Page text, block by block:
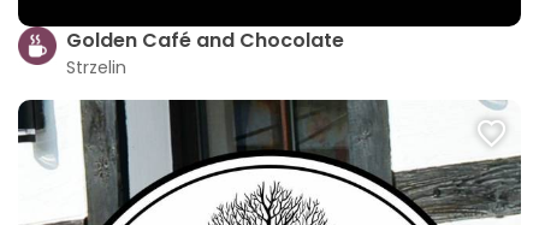
Golden Café and Chocolate
Strzelin